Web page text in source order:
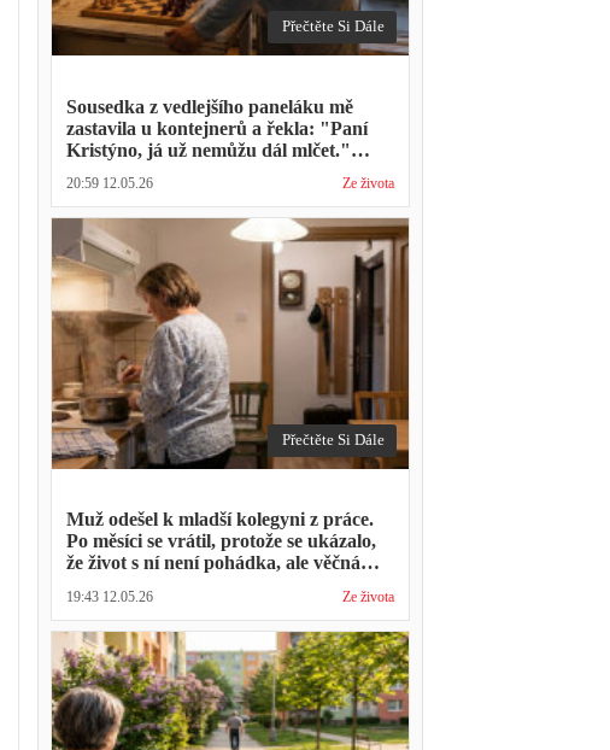
Přečtěte Si Dále
Sousedka z vedlejšího paneláku mě
zastavila u kontejnerů a řekla: "Paní
Kristýno, já už nemůžu dál mlčet."
manžela ve čtvrtky na lavičce před
lékárnou s tou samou ženou
20:59 12.05.26 Ze života
Přečtěte Si Dále
Muž odešel k mladší kolegyni z práce.
Po měsíci se vrátil, protože se ukázalo,
že život s ní není pohádka, ale věčná
19:43 12.05.26 Ze života